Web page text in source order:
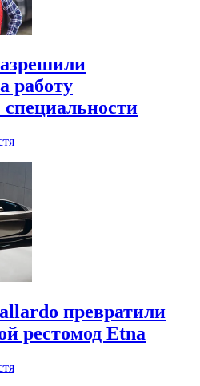
работу
превратили
рестомод Etna